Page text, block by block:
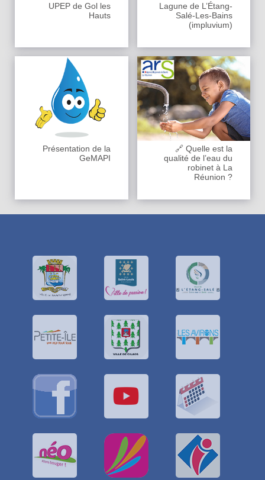
UPEP de Gol les
Hauts
Lagune de L’Étang-
Salé-Les-Bains
(impluvium)
Présentation de la
GeMAPI
🔗 Quelle est la
qualité de l’eau du
robinet à La
Réunion ?